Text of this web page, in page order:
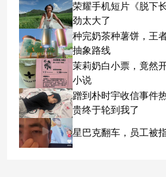
荣耀手机短片《脱下
劲太大了
种完奶茶种薯饼，王
抽象路线
茉莉奶白小票，竟然
小说
蹭到朴时宇收信事件
贵终于轮到我了
星巴克翻车，员工被